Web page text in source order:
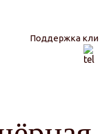
Поддержка